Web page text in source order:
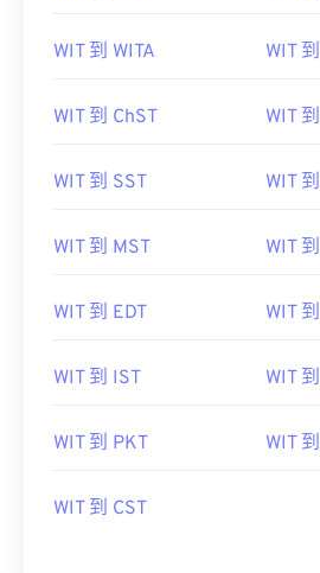
WIT 到 WITA WIT
WIT 到 ChST WIT
WIT 到 SST WIT
WIT 到 MST WIT
WIT 到 EDT WIT
WIT 到 IST WIT
WIT 到 PKT WIT
WIT 到 CST